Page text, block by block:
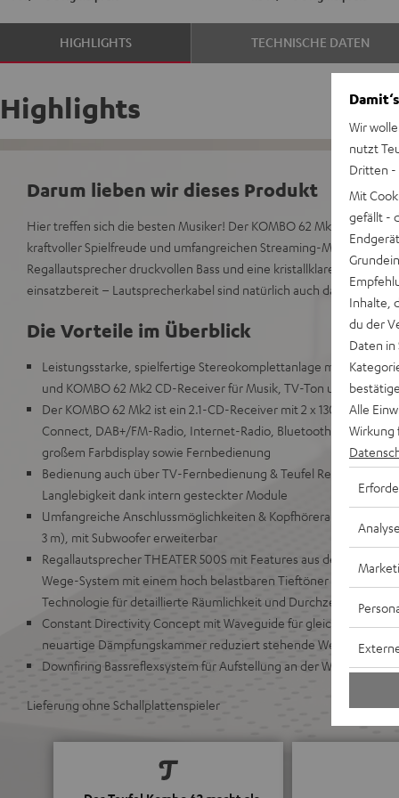
HIGHLIGHTS TECHNISCHE DATEN
Highlights
Darum lieben wir dieses Produkt
Hier treffen sich die besten Musiker! Der KOMBO 62 Mk2 Stereo-
kraftvoller Spielfreude und umfangreichen Streaming-
Regallautsprecher druckvollen Bass und eine kristallklare Auflösung
einsatzbereit – Lautsprecherkabel sind natürlich auch dabei. So
Die Vorteile im Überblick
Leistungsstarke, spielfertige Stereokomplettanlage mit
und KOMBO 62 Mk2 CD-Receiver für Musik, TV-Ton und Games in
Der KOMBO 62 Mk2 ist ein 2.1-CD-Receiver mit 2 x 130 Watt,
Connect, DAB+/FM-Radio, Internet-Radio, Bluetooth mit AAC,
großem Farbdisplay sowie Fernbedienung
Bedienung auch über TV-Fernbedienung & Teufel Remote App
Langlebigkeit dank intern gesteckter Module
Umfangreiche Anschlussmöglichkeiten & Kopfhöreranschluss,
3 m), mit Subwoofer erweiterbar
Regallautsprecher THEATER 500S mit Features aus dem High-
Wege-System mit einem hoch belastbaren Tieftöner für
Technologie für detaillierte Räumlichkeit und Durchzeichnung
Constant Directivity Concept mit Waveguide für gleichen Klang
neuartige Dämpfungskammer reduziert stehende Wellen und
Downfiring Bassreflexsystem für Aufstellung an der Wand oder
Lieferung ohne Schallplattenspieler
Wir
nutzt
Dritten -
Mit
gefällt -
Inhalte,
du der
Daten in
Alle
Wirkung
Analyse